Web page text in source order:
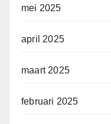
mei 2025
april 2025
maart 2025
februari 2025